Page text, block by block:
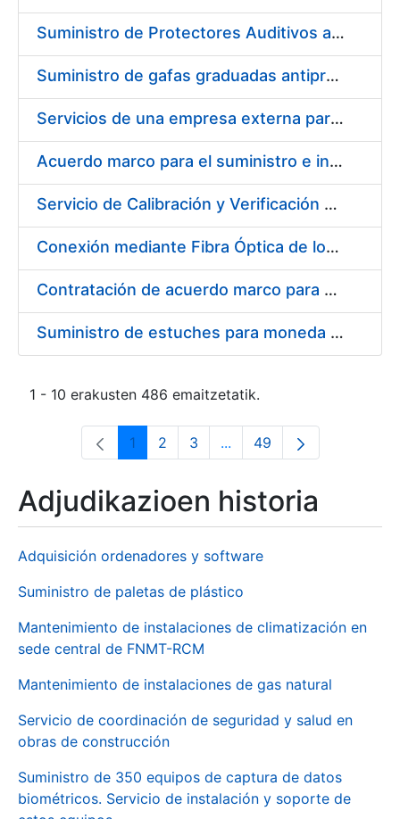
Suministro de Protectores Auditivos a medida para las personas trabajadoras de los Centros de Trabajo de Madrid y Burgos
Suministro de gafas graduadas antiproyecciones para los trabajadores de la FNMT-RCM en los centros de trabajo de Madrid y Burgos
Servicios de una empresa externa para el asesoramiento y resolución de los recursos de alzada que se presentan relacionados con procesos de selección para la FNMT-RCM
Acuerdo marco para el suministro e instalación de persianas, estores y otros complementos
Servicio de Calibración y Verificación Externa de los Equipos de Medición del Servicio de Prevención de la FNMT-RCM
Conexión mediante Fibra Óptica de los Centros de Proceso de Datos (CPDs) de las sedes de la FNMT-RCM de Burgos y Madrid
Contratación de acuerdo marco para el Suministro de Material de Electricidad para la Fábrica Nacional de Moneda y Timbre-Real Casa de la Moneda en su centro de trabajo de Burgos
Suministro de estuches para moneda de 30 €
1 - 10 erakusten 486 emaitzetatik.
Orrialdea
1 Orrialdea
2 Orrialdea
3 ...Intermediate Pages Use
Orrialdea
49
Adjudikazioen historia
Adquisición ordenadores y software
Suministro de paletas de plástico
Mantenimiento de instalaciones de climatización en
sede central de FNMT-RCM
Mantenimiento de instalaciones de gas natural
Servicio de coordinación de seguridad y salud en
obras de construcción
Suministro de 350 equipos de captura de datos
biométricos. Servicio de instalación y soporte de